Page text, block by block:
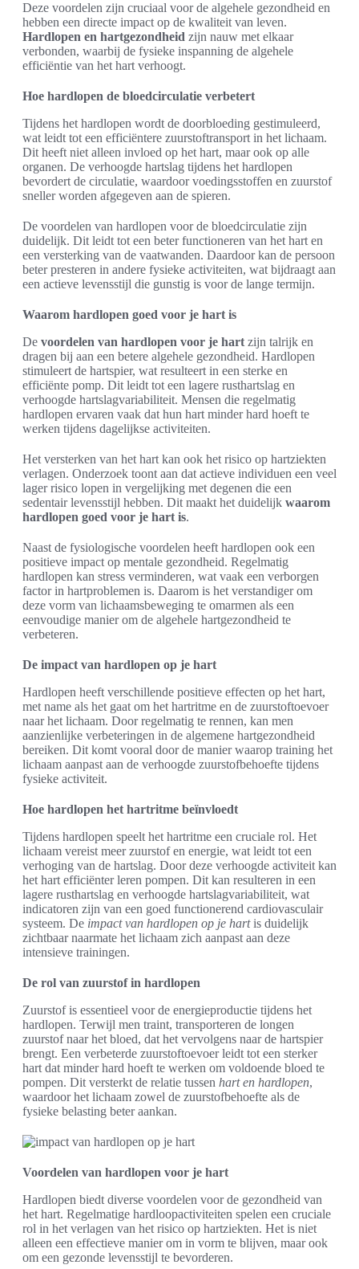
Deze voordelen zijn cruciaal voor de algehele gezondheid en
hebben een directe impact op de kwaliteit van leven.
Hardlopen en hartgezondheid zijn nauw met elkaar
verbonden, waarbij de fysieke inspanning de algehele
efficiëntie van het hart verhoogt.
Hoe hardlopen de bloedcirculatie verbetert
Tijdens het hardlopen wordt de doorbloeding gestimuleerd,
wat leidt tot een efficiëntere zuurstoftransport in het lichaam.
Dit heeft niet alleen invloed op het hart, maar ook op alle
organen. De verhoogde hartslag tijdens het hardlopen
bevordert de circulatie, waardoor voedingsstoffen en zuurstof
sneller worden afgegeven aan de spieren.
De voordelen van hardlopen voor de bloedcirculatie zijn
duidelijk. Dit leidt tot een beter functioneren van het hart en
een versterking van de vaatwanden. Daardoor kan de persoon
beter presteren in andere fysieke activiteiten, wat bijdraagt aan
een actieve levensstijl die gunstig is voor de lange termijn.
Waarom hardlopen goed voor je hart is
De voordelen van hardlopen voor je hart zijn talrijk en
dragen bij aan een betere algehele gezondheid. Hardlopen
stimuleert de hartspier, wat resulteert in een sterke en
efficiënte pomp. Dit leidt tot een lagere rusthartslag en
verhoogde hartslagvariabiliteit. Mensen die regelmatig
hardlopen ervaren vaak dat hun hart minder hard hoeft te
werken tijdens dagelijkse activiteiten.
Het versterken van het hart kan ook het risico op hartziekten
verlagen. Onderzoek toont aan dat actieve individuen een veel
lager risico lopen in vergelijking met degenen die een
sedentair levensstijl hebben. Dit maakt het duidelijk waarom
hardlopen goed voor je hart is.
Naast de fysiologische voordelen heeft hardlopen ook een
positieve impact op mentale gezondheid. Regelmatig
hardlopen kan stress verminderen, wat vaak een verborgen
factor in hartproblemen is. Daarom is het verstandiger om
deze vorm van lichaamsbeweging te omarmen als een
eenvoudige manier om de algehele hartgezondheid te
verbeteren.
De impact van hardlopen op je hart
Hardlopen heeft verschillende positieve effecten op het hart,
met name als het gaat om het hartritme en de zuurstoftoevoer
naar het lichaam. Door regelmatig te rennen, kan men
aanzienlijke verbeteringen in de algemene hartgezondheid
bereiken. Dit komt vooral door de manier waarop training het
lichaam aanpast aan de verhoogde zuurstofbehoefte tijdens
fysieke activiteit.
Hoe hardlopen het hartritme beïnvloedt
Tijdens hardlopen speelt het hartritme een cruciale rol. Het
lichaam vereist meer zuurstof en energie, wat leidt tot een
verhoging van de hartslag. Door deze verhoogde activiteit kan
het hart efficiënter leren pompen. Dit kan resulteren in een
lagere rusthartslag en verhoogde hartslagvariabiliteit, wat
indicatoren zijn van een goed functionerend cardiovasculair
systeem. De impact van hardlopen op je hartis duidelijk
zichtbaar naarmate het lichaam zich aanpast aan deze
intensieve trainingen.
De rol van zuurstof in hardlopen
Zuurstof is essentieel voor de energieproductie tijdens het
hardlopen. Terwijl men traint, transporteren de longen
zuurstof naar het bloed, dat het vervolgens naar de hartspier
brengt. Een verbeterde zuurstoftoevoer leidt tot een sterker
hart dat minder hard hoeft te werken om voldoende bloed te
pompen. Dit versterkt de relatie tussen hart en hardlopen,
waardoor het lichaam zowel de zuurstofbehoefte als de
fysieke belasting beter aankan.
Voordelen van hardlopen voor je hart
Hardlopen biedt diverse voordelen voor de gezondheid van
het hart. Regelmatige hardloopactiviteiten spelen een cruciale
rol in het verlagen van het risico op hartziekten. Het is niet
alleen een effectieve manier om in vorm te blijven, maar ook
om een gezonde levensstijl te bevorderen.